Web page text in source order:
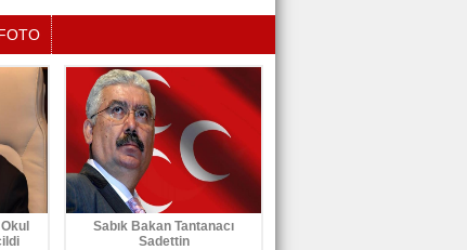
Sabık Bakan Tantanacı
Sadettin